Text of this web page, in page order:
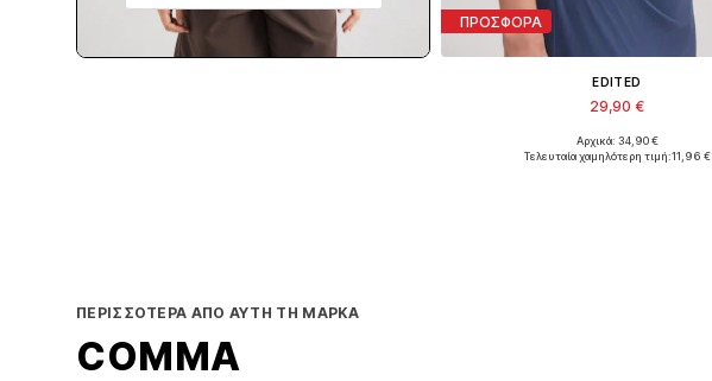
ΠΡΟΣΦΟΡΑ
EDITED
29,90 €
Διαθέσιμα μεγέθη: 1
Αρχικά: 34,90 €
Τελευταία χαμηλότερη τιμή:11,96 €
ΠΕΡΙΣΣΌΤΕΡΑ ΑΠΌ ΑΥΤΉ ΤΗ ΜΆΡΚΑ
COMMA